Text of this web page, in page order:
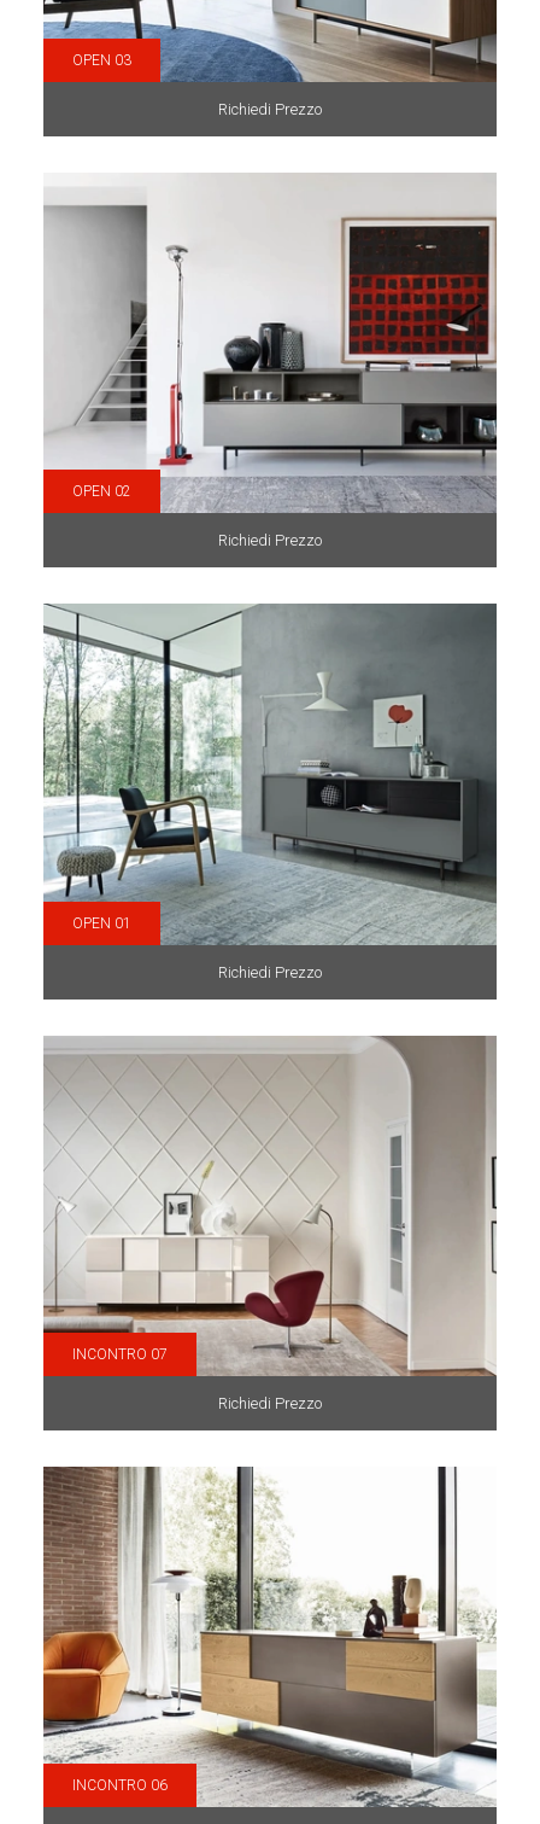
OPEN 03
Richiedi Prezzo
OPEN 02
Richiedi Prezzo
OPEN 01
Richiedi Prezzo
INCONTRO 07
Richiedi Prezzo
INCONTRO 06